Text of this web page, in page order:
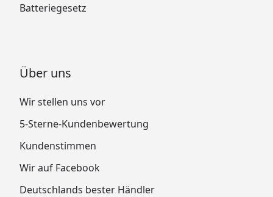
Batteriegesetz
Über uns
Wir stellen uns vor
5-Sterne-Kundenbewertung
Kundenstimmen
Wir auf Facebook
Deutschlands bester Händler